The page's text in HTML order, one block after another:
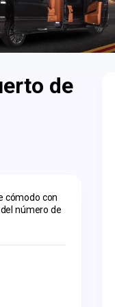
de
cómodo con
número de